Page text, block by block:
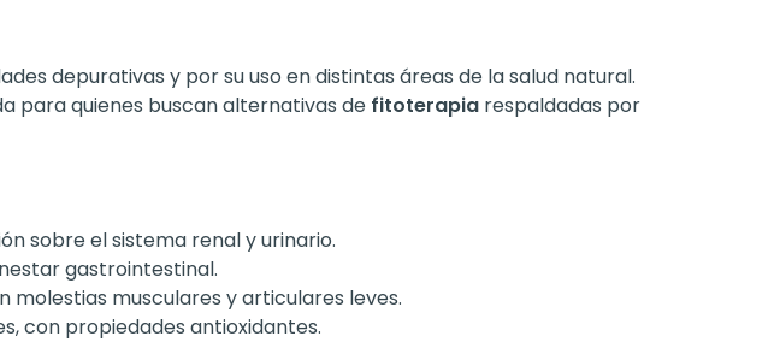
depurativas y por su uso en distintas áreas de la salud natural.
para quienes buscan alternativas de fitoterapia respaldadas por
sobre el sistema renal y urinario.
gastrointestinal.
musculares y articulares leves.
con propiedades antioxidantes.